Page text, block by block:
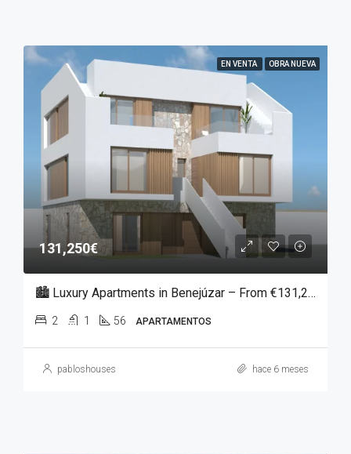
EN VENTA OBRA NUEVA
131,250€
🏙️ Luxury Apartments in Benejúzar – From €131,250
2 1 56 APARTAMENTOS
pabloshouses hace 6 meses